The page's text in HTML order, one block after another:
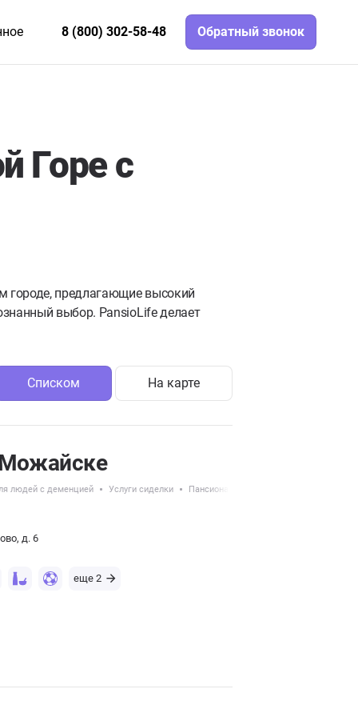
8 (800) 302-58-48 Обратный звонок
Горе с
городе, предлагающие высокий
выбор. PansioLife делает
Списком На карте
Можайске
людей с деменцией Услуги сиделки Пансионаты с круглосуточным уходом
д. 6
еще 2